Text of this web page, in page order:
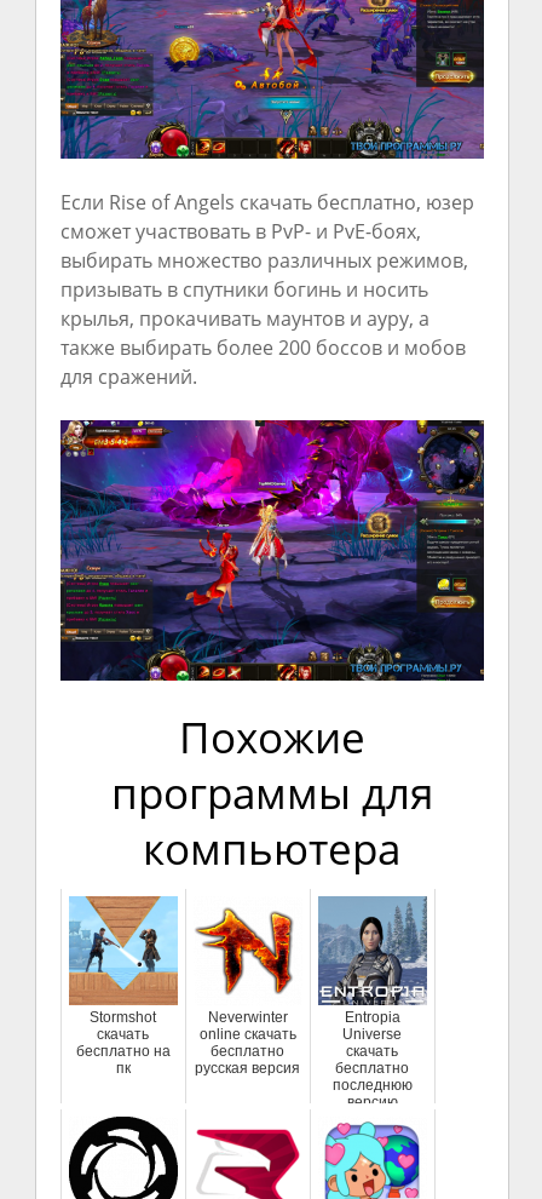
Если Rise of Angels скачать бесплатно, юзер
сможет участвовать в PvP- и PvE-боях,
выбирать множество различных режимов,
призывать в спутники богинь и носить
крылья, прокачивать маунтов и ауру, а
также выбирать более 200 боссов и мобов
для сражений.
Похожие
программы для
компьютера
Stormshot
скачать
бесплатно на
пк
Neverwinter
online скачать
бесплатно
русская версия
Entropia
Universe
скачать
бесплатно
последнюю
версию